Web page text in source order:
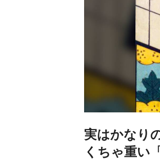
実はかなり
くちゃ重い